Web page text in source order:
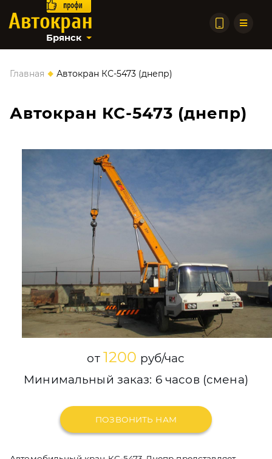
Брянск
Главная ◆ Автокран КС-5473 (днепр)
Автокран КС-5473 (днепр)
от 1200 руб/час
Минимальный заказ: 6 часов (смена)
ПОЗВОНИТЬ НАМ